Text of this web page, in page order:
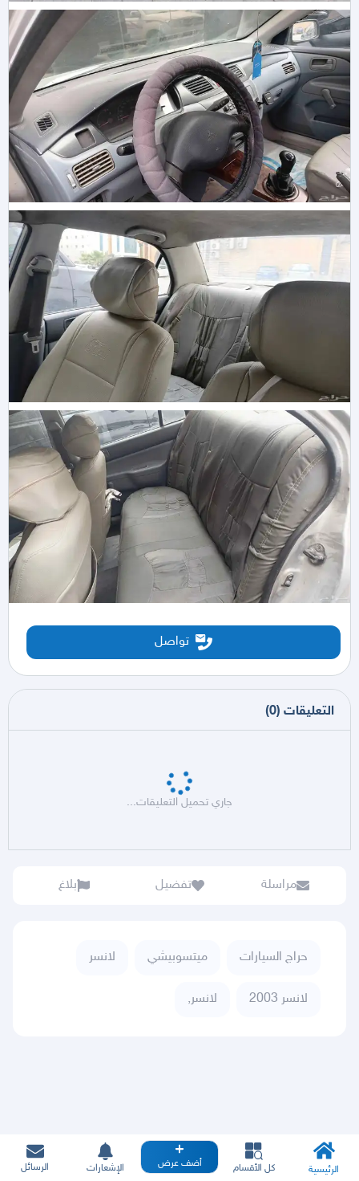
تواصل
التعليقات (
0
)
جاري تحميل التعليقات...
مراسلة تفضيل بلاغ
حراج السيارات ميتسوبيشي لانسر
لانسر 2003 لانسر,
الرئيسية كل الأقسام أضف عرض الإشعارات الرسائل